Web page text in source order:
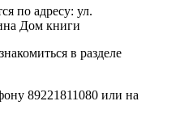
по адресу: ул.
Дом книги
в разделе
89221811080 или на